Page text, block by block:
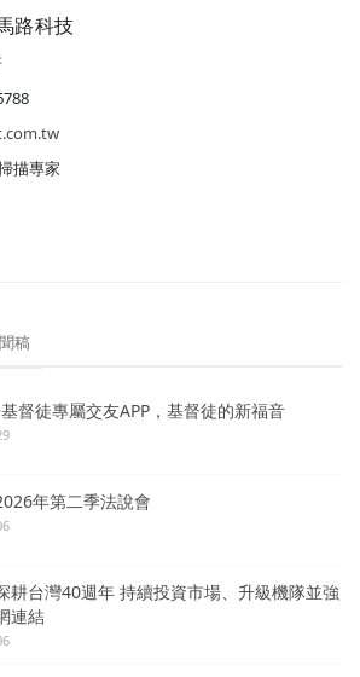
路科技
描專家
稿
督徒專屬交友APP，基督徒的新福音
年第二季法說會
耕台灣40週年 持續投資市場、升級機隊並強
連結